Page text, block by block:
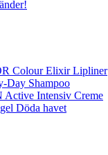
Colour Elixir Lipliner
Day Shampoo
Intensiv Creme
Döda havet